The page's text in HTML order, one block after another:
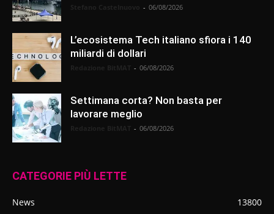
- 06/08/2026
L’ecosistema Tech italiano sfiora i 140
miliardi di dollari
- 06/08/2026
Settimana corta? Non basta per
lavorare meglio
- 06/08/2026
CATEGORIE PIÙ LETTE
News
13800